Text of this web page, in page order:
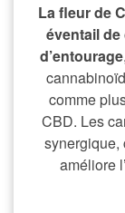
La fleur de
éventail de
d’entourage
comme
CBD. Les
synergique,
améliore